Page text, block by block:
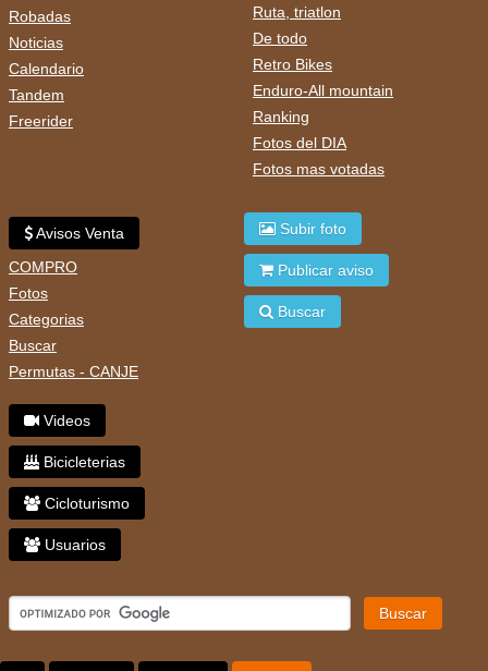
Robadas
Noticias
Calendario
Tandem
Freerider
Ruta, triatlon
De todo
Retro Bikes
Enduro-All mountain
Ranking
Fotos del DIA
Fotos mas votadas
Avisos Venta
COMPRO
Fotos
Categorias
Buscar
Permutas - CANJE
Videos
Bicicleterias
Cicloturismo
Usuarios
Subir foto
Publicar aviso
Buscar
Buscar